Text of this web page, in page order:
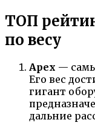
ТОП
по весу
Apex —
Его вес
гигант
дальние